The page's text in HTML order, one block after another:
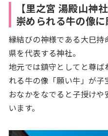
【里之宮 湯殿山神
崇められる牛の像
縁結びの神様である大巳
県を代表する神社。
地元では鎮守としてと尊ば
れる牛の像「願い牛」が子
おなかをなでると子授け
います。